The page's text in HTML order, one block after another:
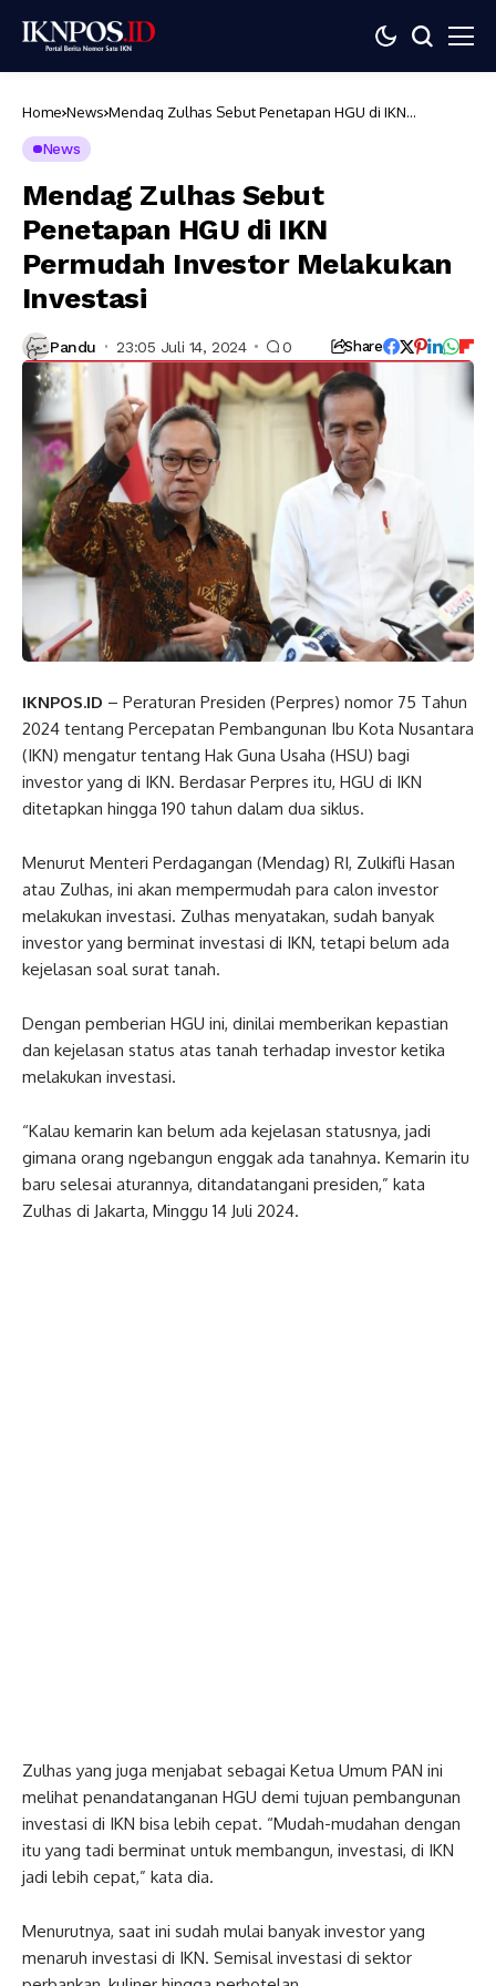
Home News Mendag Zulhas Sebut Penetapan HGU di IKN
News
Mendag Zulhas Sebut
Penetapan HGU di IKN
Permudah Investor Melakukan
Investasi
Pandu 23:05 Juli 14, 2024 0 Share
IKNPOS.ID – Peraturan Presiden (Perpres) nomor 75 Tahun
2024 tentang Percepatan Pembangunan Ibu Kota Nusantara
(IKN) mengatur tentang Hak Guna Usaha (HSU) bagi
investor yang di IKN. Berdasar Perpres itu, HGU di IKN
ditetapkan hingga 190 tahun dalam dua siklus.
Menurut Menteri Perdagangan (Mendag) RI, Zulkifli Hasan
atau Zulhas, ini akan mempermudah para calon investor
melakukan investasi. Zulhas menyatakan, sudah banyak
investor yang berminat investasi di IKN, tetapi belum ada
kejelasan soal surat tanah.
Dengan pemberian HGU ini, dinilai memberikan kepastian
dan kejelasan status atas tanah terhadap investor ketika
melakukan investasi.
“Kalau kemarin kan belum ada kejelasan statusnya, jadi
gimana orang ngebangun enggak ada tanahnya. Kemarin itu
baru selesai aturannya, ditandatangani presiden,” kata
Zulhas di Jakarta, Minggu 14 Juli 2024.
Zulhas yang juga menjabat sebagai Ketua Umum PAN ini
melihat penandatanganan HGU demi tujuan pembangunan
investasi di IKN bisa lebih cepat. “Mudah-mudahan dengan
itu yang tadi berminat untuk membangun, investasi, di IKN
jadi lebih cepat,” kata dia.
Menurutnya, saat ini sudah mulai banyak investor yang
menaruh investasi di IKN. Semisal investasi di sektor